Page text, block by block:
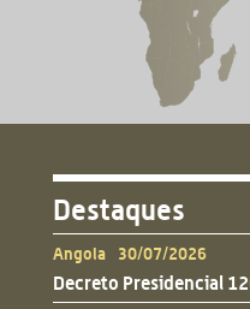
Destaques
Angola 30/07/2026
Decreto Presidencial